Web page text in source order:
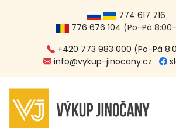
774 617 716
776 676 104 (Po-Pá
+420 773 983 000 (Po-Pá
info@vykup-jinocany.cz